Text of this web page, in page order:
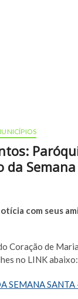
da
com seus
Coração de
no LINK abaixo:
SEMANA SANTA